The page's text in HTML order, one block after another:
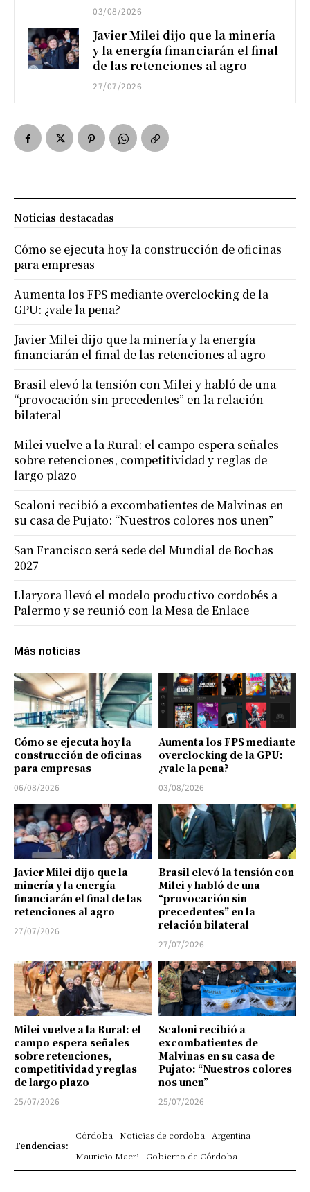
03/08/2026
Javier Milei dijo que la minería
y la energía financiarán el final
de las retenciones al agro
27/07/2026
Más noticias
Cómo se ejecuta hoy la
construcción de oficinas
para empresas
06/08/2026
Aumenta los FPS mediante
overclocking de la GPU:
¿vale la pena?
03/08/2026
Javier Milei dijo que la
minería y la energía
financiarán el final de las
retenciones al agro
27/07/2026
Brasil elevó la tensión con
Milei y habló de una
“provocación sin
precedentes” en la
relación bilateral
27/07/2026
Milei vuelve a la Rural: el
campo espera señales
sobre retenciones,
competitividad y reglas
de largo plazo
25/07/2026
Scaloni recibió a
excombatientes de
Malvinas en su casa de
Pujato: “Nuestros colores
nos unen”
25/07/2026
Tendencias:
Córdoba Noticias de cordoba
Argentina
Mauricio Macri
Gobierno de Córdoba
Noticias destacadas
Cómo se ejecuta hoy la construcción de oficinas
para empresas
Aumenta los FPS mediante overclocking de la
GPU: ¿vale la pena?
Javier Milei dijo que la minería y la energía
financiarán el final de las retenciones al agro
Brasil elevó la tensión con Milei y habló de una
“provocación sin precedentes” en la relación
bilateral
Milei vuelve a la Rural: el campo espera señales
sobre retenciones, competitividad y reglas de
largo plazo
Scaloni recibió a excombatientes de Malvinas en
su casa de Pujato: “Nuestros colores nos unen”
San Francisco será sede del Mundial de Bochas
2027
Llaryora llevó el modelo productivo cordobés a
Palermo y se reunió con la Mesa de Enlace